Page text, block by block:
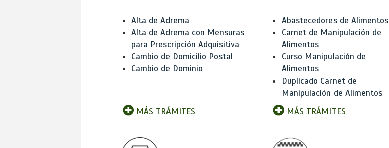
Alta de Adrema
Alta de Adrema con Mensuras
para Prescripción Adquisitiva
Cambio de Domicilio Postal
Cambio de Dominio
MÁS TRÁMITES
Abastecedores de Alimentos
Carnet de Manipulación de
Alimentos
Curso Manipulación de
Alimentos
Duplicado Carnet de
Manipulación de Alimentos
MÁS TRÁMITES